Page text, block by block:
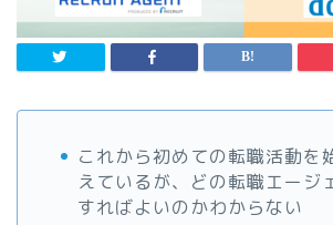
これから初めての転職活動を
えているが、どの転職エージ
すればよいのかわからない